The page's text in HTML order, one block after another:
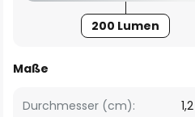
200 Lumen
Maße
Durchmesser (cm): 1,2